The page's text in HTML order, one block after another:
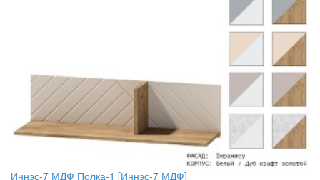
Иннэс-7 МДФ Полка-1 [Иннэс-7 МДФ]